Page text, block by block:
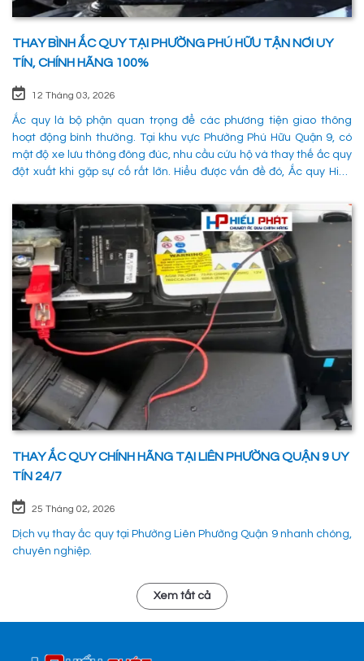
THAY BÌNH ẮC QUY TẠI PHƯỜNG PHÚ HỮU TẬN NƠI UY
TÍN, CHÍNH HÃNG 100%
12 Tháng 03, 2026
Ắc quy là bộ phận quan trọng để các phương tiện giao thông
hoạt động bình thường. Tại khu vực Phường Phú Hữu Quận 9, có
mật độ xe lưu thông đông đúc, nhu cầu cứu hộ và thay thế ắc quy
đột xuất khi gặp sự cố rất lớn. Hiểu được vấn đề đó, Ắc quy Hiếu
Hữu Quận 9 một cách nhanh chóng, chuyên nghiệp và đảm bảo
mọi hoạt động của các phương tiên giao thông không bị gián
đoạn. 1. Dịch vụ thay ắc quy tận nơi tại Phường Phú Hữu Quận 9
nhanh chóng, uy tín
THAY ẮC QUY CHÍNH HÃNG TẠI LIÊN PHƯỜNG QUẬN 9 UY
TÍN 24/7
25 Tháng 02, 2026
Dịch vụ thay ắc quy tại Phường Liên Phường Quận 9 nhanh chóng,
chuyên nghiệp.
Xem tất cả